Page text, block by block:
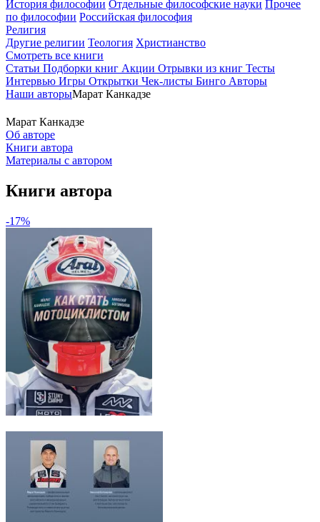
История философии Отдельные философские науки Прочее
по философии Российская философия
Религия
Другие религии Теология Христианство
Смотреть все книги
Статьи Подборки книг Акции Отрывки из книг Тесты
Интервью Игры Открытки Чек-листы Бинго Авторы
Наши авторыМарат Канкадзе
Марат Канкадзе
Об авторе
Книги автора
Материалы с автором
Книги автора
-17%